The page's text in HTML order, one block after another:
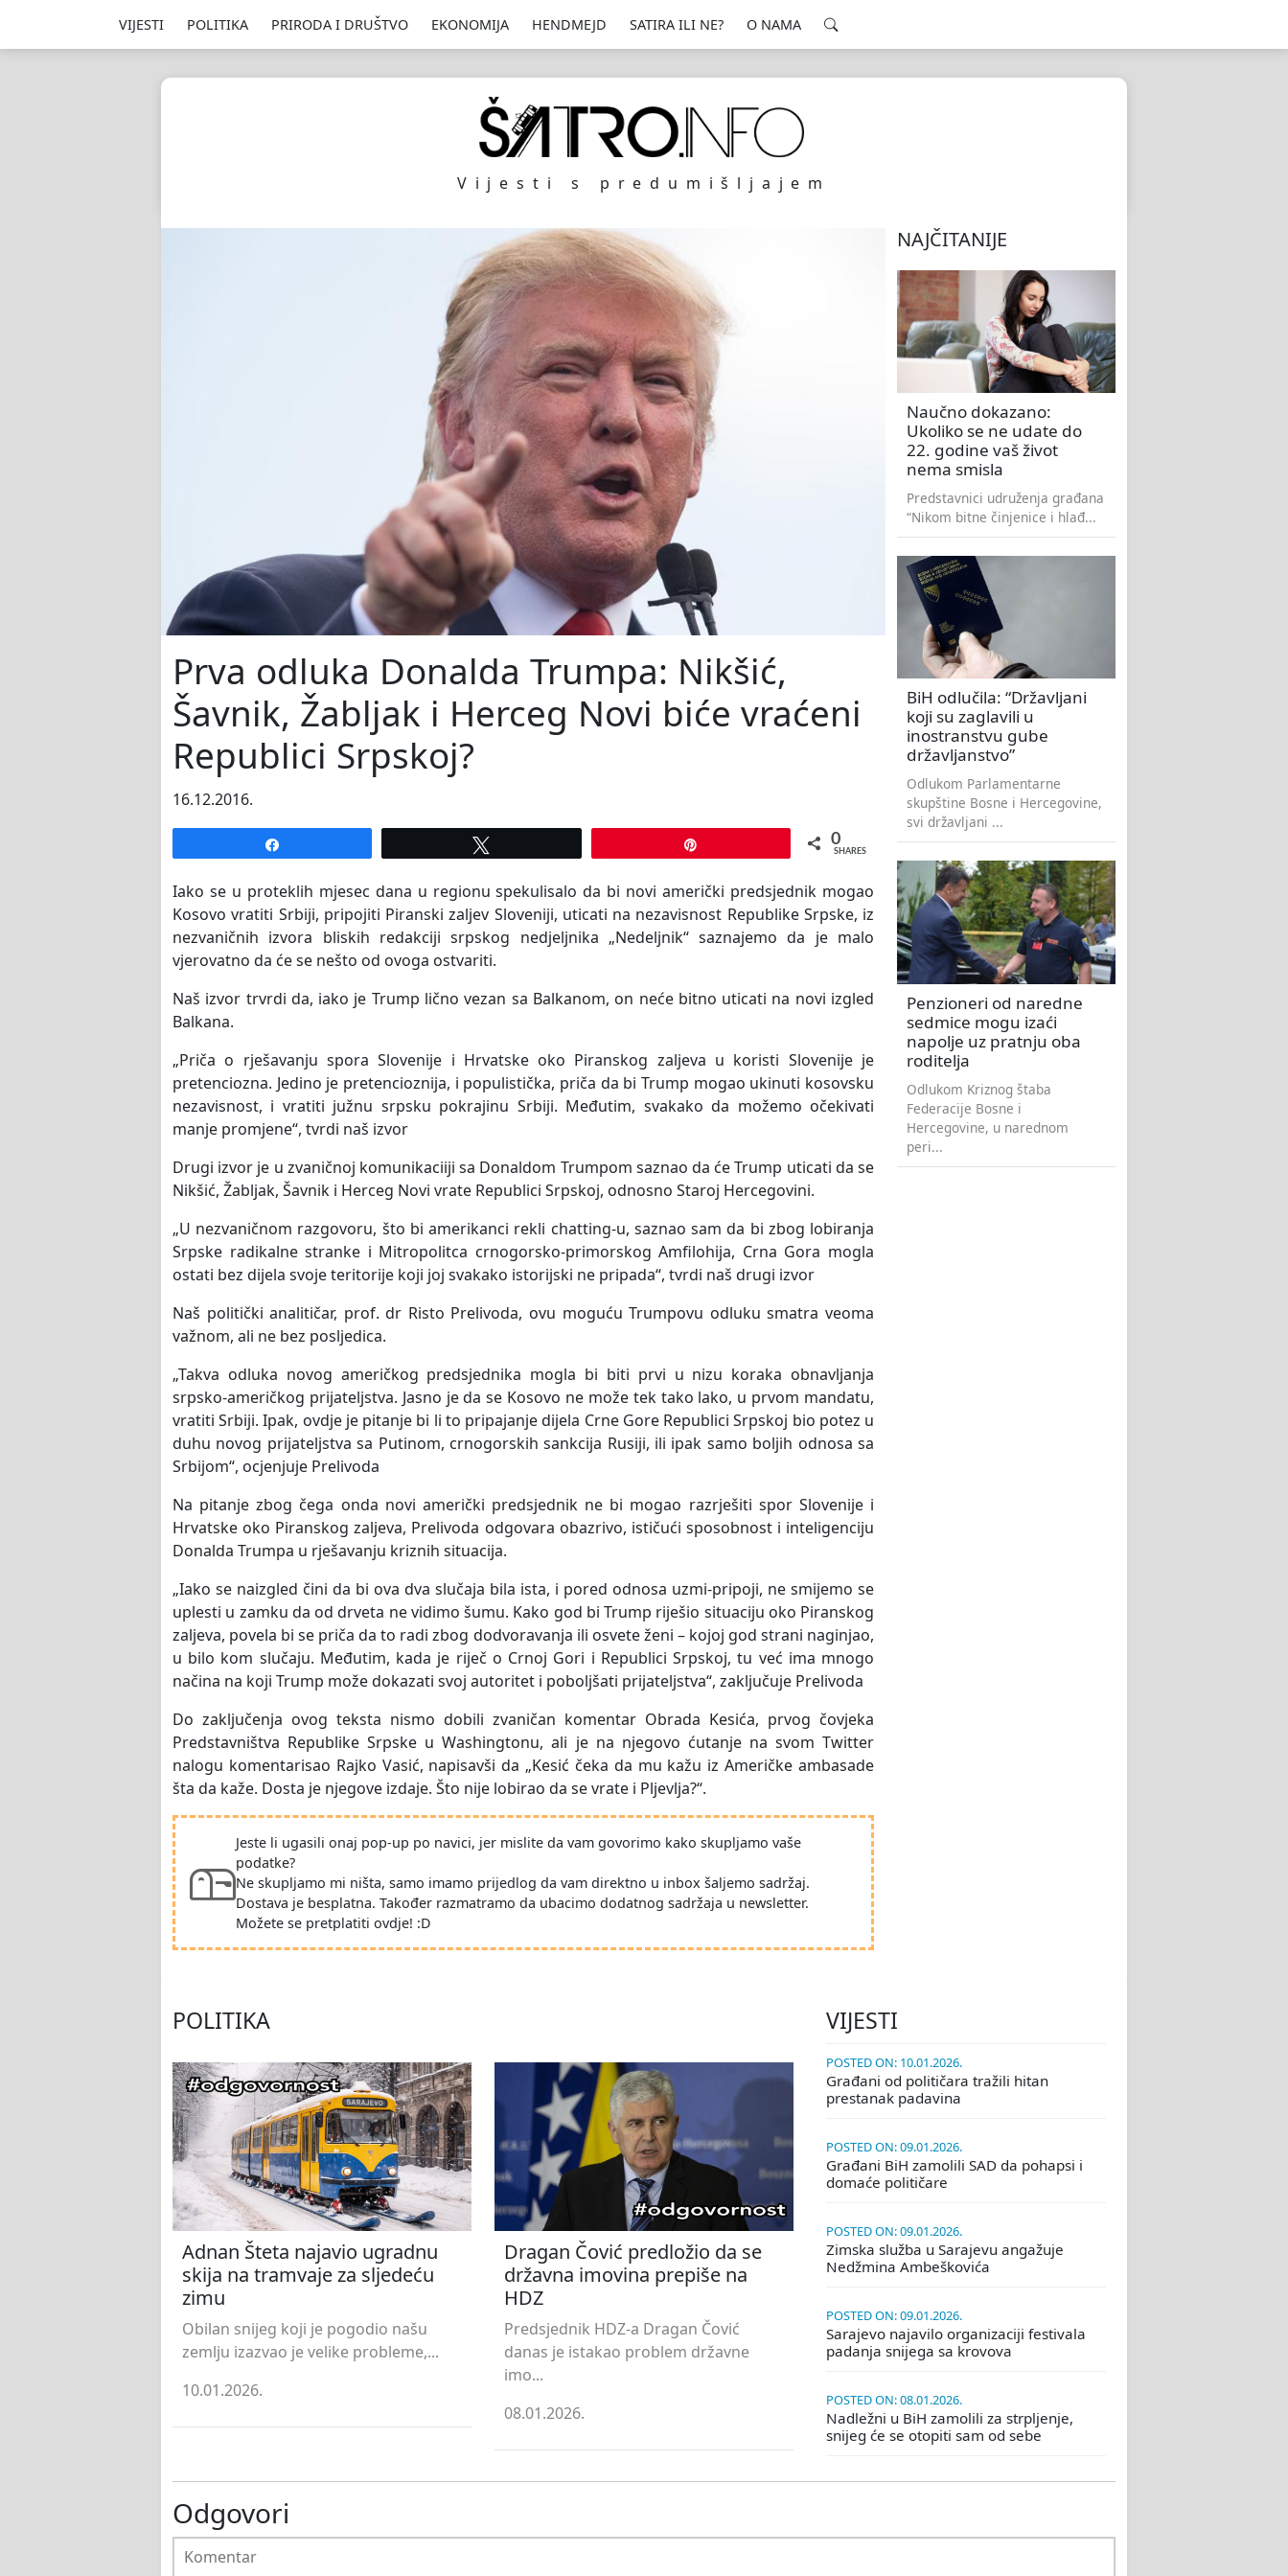
VIJESTI POLITIKA PRIRODA I DRUŠTVO EKONOMIJA HENDMEJD SATIRA ILI NE? O NAMA
Vijesti s predumišljajem
Prva odluka Donalda Trumpa: Nikšić,
Šavnik, Žabljak i Herceg Novi biće vraćeni
Republici Srpskoj?
16.12.2016.
0
SHARES
Iako se u proteklih mjesec dana u regionu spekulisalo da bi novi američki predsjednik mogao
Kosovo vratiti Srbiji, pripojiti Piranski zaljev Sloveniji, uticati na nezavisnost Republike Srpske, iz
nezvaničnih izvora bliskih redakciji srpskog nedjeljnika „Nedeljnik“ saznajemo da je malo
vjerovatno da će se nešto od ovoga ostvariti.
Naš izvor trvrdi da, iako je Trump lično vezan sa Balkanom, on neće bitno uticati na novi izgled
Balkana.
„Priča o rješavanju spora Slovenije i Hrvatske oko Piranskog zaljeva u koristi Slovenije je
pretenciozna. Jedino je pretencioznija, i populistička, priča da bi Trump mogao ukinuti kosovsku
nezavisnost, i vratiti južnu srpsku pokrajinu Srbiji. Međutim, svakako da možemo očekivati
manje promjene“, tvrdi naš izvor
Drugi izvor je u zvaničnoj komunikaciiji sa Donaldom Trumpom saznao da će Trump uticati da se
Nikšić, Žabljak, Šavnik i Herceg Novi vrate Republici Srpskoj, odnosno Staroj Hercegovini.
„U nezvaničnom razgovoru, što bi amerikanci rekli chatting-u, saznao sam da bi zbog lobiranja
Srpske radikalne stranke i Mitropolitca crnogorsko-primorskog Amfilohija, Crna Gora mogla
ostati bez dijela svoje teritorije koji joj svakako istorijski ne pripada“, tvrdi naš drugi izvor
Naš politički analitičar, prof. dr Risto Prelivoda, ovu moguću Trumpovu odluku smatra veoma
važnom, ali ne bez posljedica.
„Takva odluka novog američkog predsjednika mogla bi biti prvi u nizu koraka obnavljanja
srpsko-američkog prijateljstva. Jasno je da se Kosovo ne može tek tako lako, u prvom mandatu,
vratiti Srbiji. Ipak, ovdje je pitanje bi li to pripajanje dijela Crne Gore Republici Srpskoj bio potez u
duhu novog prijateljstva sa Putinom, crnogorskih sankcija Rusiji, ili ipak samo boljih odnosa sa
Srbijom“, ocjenjuje Prelivoda
Na pitanje zbog čega onda novi američki predsjednik ne bi mogao razrješiti spor Slovenije i
Hrvatske oko Piranskog zaljeva, Prelivoda odgovara obazrivo, ističući sposobnost i inteligenciju
Donalda Trumpa u rješavanju kriznih situacija.
„Iako se naizgled čini da bi ova dva slučaja bila ista, i pored odnosa uzmi-pripoji, ne smijemo se
uplesti u zamku da od drveta ne vidimo šumu. Kako god bi Trump riješio situaciju oko Piranskog
zaljeva, povela bi se priča da to radi zbog dodvoravanja ili osvete ženi – kojoj god strani naginjao,
u bilo kom slučaju. Međutim, kada je riječ o Crnoj Gori i Republici Srpskoj, tu već ima mnogo
načina na koji Trump može dokazati svoj autoritet i poboljšati prijateljstva“, zaključuje Prelivoda
Do zaključenja ovog teksta nismo dobili zvaničan komentar Obrada Kesića, prvog čovjeka
Predstavništva Republike Srpske u Washingtonu, ali je na njegovo ćutanje na svom Twitter
nalogu komentarisao Rajko Vasić, napisavši da „Kesić čeka da mu kažu iz Američke ambasade
šta da kaže. Dosta je njegove izdaje. Što nije lobirao da se vrate i Pljevlja?“.
Jeste li ugasili onaj pop-up po navici, jer mislite da vam govorimo kako skupljamo vaše
podatke?
Ne skupljamo mi ništa, samo imamo prijedlog da vam direktno u inbox šaljemo sadržaj.
Dostava je besplatna. Također razmatramo da ubacimo dodatnog sadržaja u newsletter.
Možete se pretplatiti ovdje! :D
NAJČITANIJE
Naučno dokazano:
Ukoliko se ne udate do
22. godine vaš život
nema smisla
Predstavnici udruženja građana
“Nikom bitne činjenice i hlađ...
BiH odlučila: “Državljani
koji su zaglavili u
inostranstvu gube
državljanstvo”
Odlukom Parlamentarne
skupštine Bosne i Hercegovine,
svi državljani ...
Penzioneri od naredne
sedmice mogu izaći
napolje uz pratnju oba
roditelja
Odlukom Kriznog štaba
Federacije Bosne i
Hercegovine, u narednom
peri...
POLITIKA
Adnan Šteta najavio ugradnu
skija na tramvaje za sljedeću
zimu
Obilan snijeg koji je pogodio našu
zemlju izazvao je velike probleme,...
10.01.2026.
Dragan Čović predložio da se
državna imovina prepiše na
HDZ
Predsjednik HDZ-a Dragan Čović
danas je istakao problem državne
imo...
08.01.2026.
VIJESTI
POSTED ON: 10.01.2026.
Građani od političara tražili hitan
prestanak padavina
POSTED ON: 09.01.2026.
Građani BiH zamolili SAD da pohapsi i
domaće političare
POSTED ON: 09.01.2026.
Zimska služba u Sarajevu angažuje
Nedžmina Ambeškovića
POSTED ON: 09.01.2026.
Sarajevo najavilo organizaciji festivala
padanja snijega sa krovova
POSTED ON: 08.01.2026.
Nadležni u BiH zamolili za strpljenje,
snijeg će se otopiti sam od sebe
Odgovori